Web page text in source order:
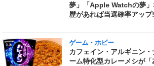
夢」「Apple Watchの夢
歴があれば当選確率アップ!
ゲーム・ホビー
カフェイン・アルギニン
ーム特化型カレーメシが「